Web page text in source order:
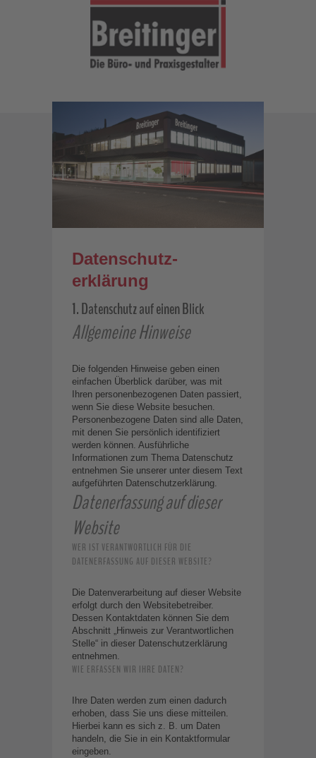
Datenschutz­
erklärung
1. Datenschutz auf einen Blick
Allgemeine Hinweise
Die folgenden Hinweise geben einen
einfachen Überblick darüber, was mit
Ihren personenbezogenen Daten passiert,
wenn Sie diese Website besuchen.
Personenbezogene Daten sind alle Daten,
mit denen Sie persönlich identifiziert
werden können. Ausführliche
Informationen zum Thema Datenschutz
entnehmen Sie unserer unter diesem Text
aufgeführten Datenschutzerklärung.
Datenerfassung auf dieser
Website
WER IST VERANTWORTLICH FÜR DIE
DATENERFASSUNG AUF DIESER WEBSITE?
Die Datenverarbeitung auf dieser Website
erfolgt durch den Websitebetreiber.
Dessen Kontaktdaten können Sie dem
Abschnitt „Hinweis zur Verantwortlichen
Stelle“ in dieser Datenschutzerklärung
entnehmen.
WIE ERFASSEN WIR IHRE DATEN?
Ihre Daten werden zum einen dadurch
erhoben, dass Sie uns diese mitteilen.
Hierbei kann es sich z. B. um Daten
handeln, die Sie in ein Kontaktformular
eingeben.